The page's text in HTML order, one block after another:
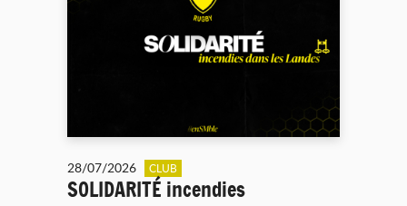
28/07/2026 CLUB
SOLIDARITÉ incendies